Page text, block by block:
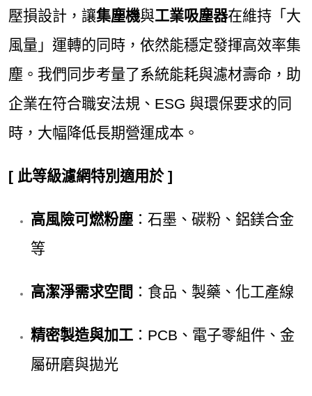
壓損設計，讓集塵機與工業吸塵器在維持「大
風量」運轉的同時，依然能穩定發揮高效率集
塵。我們同步考量了系統能耗與濾材壽命，助
企業在符合職安法規、ESG 與環保要求的同
時，大幅降低長期營運成本。
[ 此等級濾網特別適用於 ]
高風險可燃粉塵 ：石墨、碳粉、鋁鎂合金
等
高潔淨需求空間 ：食品、製藥、化工產線
精密製造與加工 ：PCB、電子零組件、金
屬研磨與拋光